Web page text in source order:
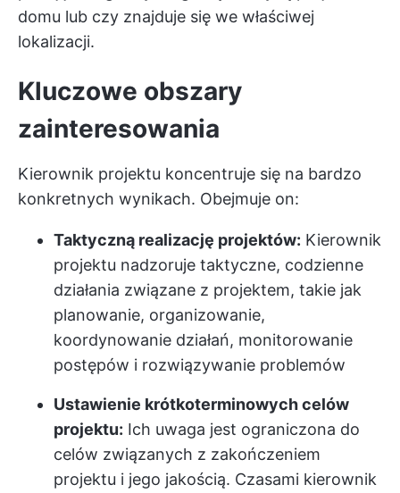
domu lub czy znajduje się we właściwej
lokalizacji.
Kluczowe obszary
zainteresowania
Kierownik projektu koncentruje się na bardzo
konkretnych wynikach. Obejmuje on:
Taktyczną realizację projektów: Kierownik
projektu nadzoruje taktyczne, codzienne
działania związane z projektem, takie jak
planowanie, organizowanie,
koordynowanie działań, monitorowanie
postępów i rozwiązywanie problemów
Ustawienie krótkoterminowych celów
projektu: Ich uwaga jest ograniczona do
celów związanych z zakończeniem
projektu i jego jakością. Czasami kierownik